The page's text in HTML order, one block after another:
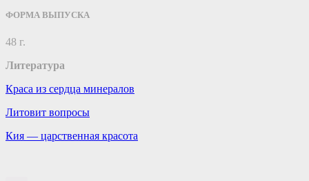
ФОРМА ВЫПУСКА
48 г.
Литература
Краса из сердца минералов
Литовит вопросы
Кия — царственная красота